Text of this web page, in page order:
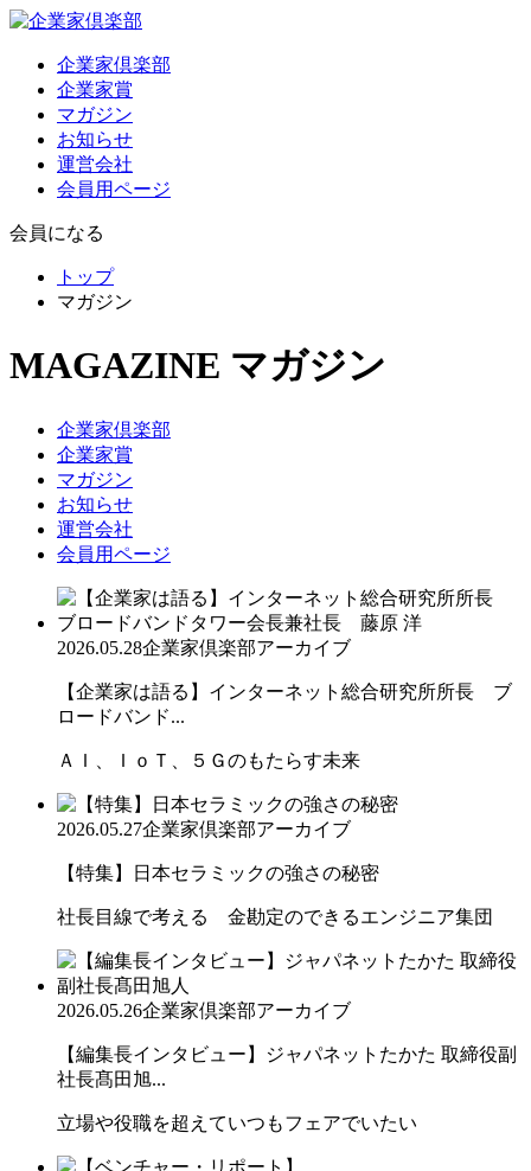
企業家倶楽部
企業家賞
マガジン
お知らせ
運営会社
会員用ページ
会員になる
トップ
マガジン
MAGAZINE マガジン
企業家倶楽部
企業家賞
マガジン
お知らせ
運営会社
会員用ページ
2026.05.28企業家倶楽部アーカイブ
【企業家は語る】インターネット総合研究所所長 ブ
ロードバンド...
ＡＩ、ＩｏＴ、５Ｇのもたらす未来
2026.05.27企業家倶楽部アーカイブ
【特集】日本セラミックの強さの秘密
社長目線で考える 金勘定のできるエンジニア集団
2026.05.26企業家倶楽部アーカイブ
【編集長インタビュー】ジャパネットたかた 取締役副
社長髙田旭...
立場や役職を超えていつもフェアでいたい